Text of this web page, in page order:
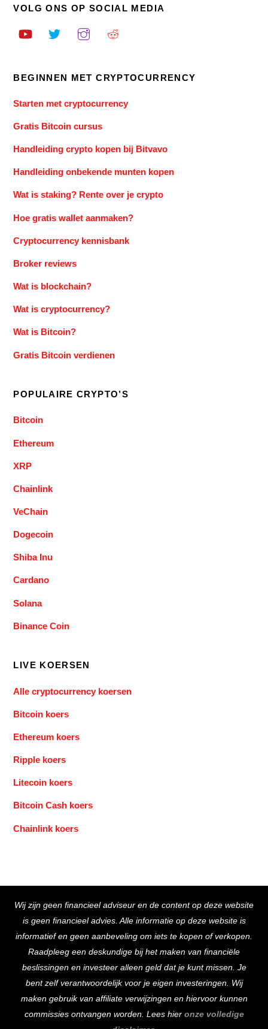
VOLG ONS OP SOCIAL MEDIA
BEGINNEN MET CRYPTOCURRENCY
Starten met cryptocurrency
Gratis Bitcoin cursus
Handleiding crypto kopen bij Bitvavo
Handleiding onbekende munten kopen
Wat is staking? Rente over je crypto
Hoe gratis wallet aanmaken?
Cryptocurrency kennisbank
Broker reviews
Wat is blockchain?
Wat is cryptocurrency?
Wat is Bitcoin?
Gratis Bitcoin verdienen
POPULAIRE CRYPTO’S
Bitcoin
Ethereum
XRP
Chainlink
VeChain
Dogecoin
Shiba Inu
Cardano
Solana
Binance Coin
LIVE KOERSEN
Alle cryptocurrency koersen
Bitcoin koers
Ethereum koers
Ripple koers
Litecoin koers
Bitcoin Cash koers
Chainlink koers
To
Top
Wij zijn geen financieel adviseur en de content op deze website
is geen financieel advies. Alle informatie op deze website is
informatief en geen aanbeveling om iets te kopen of verkopen.
Raadpleeg een deskundige bij het maken van financiële
beslissingen en investeer alleen geld dat je kunt missen. Je
bent zelf verantwoordelijk voor je eigen investeringen. Wij
maken gebruik van affiliate verwijzingen en hiervoor kunnen
commissies ontvangen worden. Lees hier onze volledige